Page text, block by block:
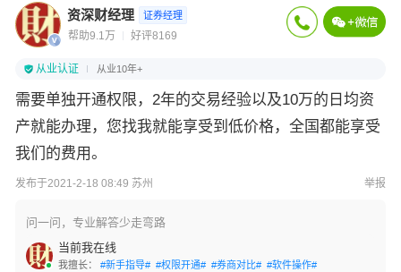
资深财经理 证券经理
帮助9.1万 好评8169
从业认证 从业10年+
需要单独开通权限，2年的交易经验以及10万的日均资
产就能办理，您找我就能享受到低价格，全国都能享受
我们的费用。
发布于2021-2-18 08:49 苏州 举报
问一问，专业解答少走弯路
当前我在线
我擅长： #新手指导# #权限开通# #券商对比# #软件操作#